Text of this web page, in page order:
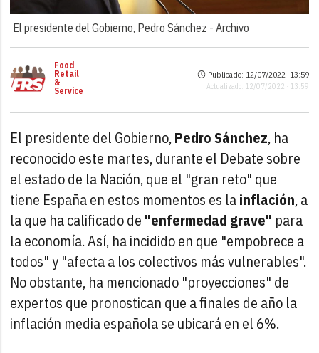
El presidente del Gobierno, Pedro Sánchez -Archivo
Food
Retail
&
Service
Publicado: 12/07/2022 ·13:59
Actualizado: 12/07/2022 · 13:59
El presidente del Gobierno,Pedro Sánchez, ha
reconocido este martes, durante el Debate sobre
el estado de la Nación, que el "gran reto" que
tiene España en estos momentos es lainflación, a
la que ha calificado de "enfermedad grave" para
la economía. Así, ha incidido en que "empobrece a
todos" y "afecta a los colectivos más vulnerables".
No obstante, ha mencionado "proyecciones" de
expertos que pronostican que a finales de año la
inflación media española se ubicará en el 6%.